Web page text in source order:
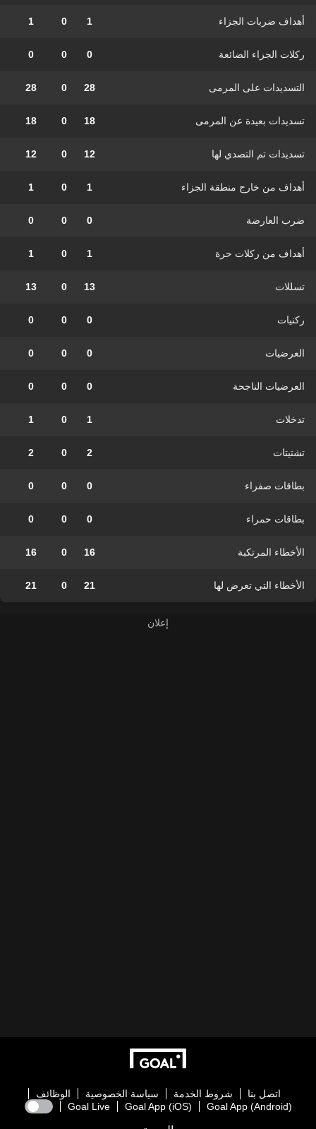
أهداف ضربات الجزاء 1
0
1
ركلات الجزاء الضائعة 0
0
0
التسديدات على المرمى 28
0
28
تسديدات بعيدة عن المرمى 18
0
18
تسديدات تم التصدي لها 12
0
12
أهداف من خارج منطقة الجزاء 1
0
1
ضرب العارضة 0
0
0
أهداف من ركلات حرة 1
0
1
تسللات 13
0
13
ركنيات 0
0
0
العرضيات 0
0
0
العرضيات الناجحة 0
0
0
تدخلات 1
0
1
تشتيتات 2
0
2
بطاقات صفراء 0
0
0
بطاقات حمراء 0
0
0
الأخطاء المرتكبة 16
0
16
الأخطاء التي تعرض لها 21
0
21
اتصل بنا شروط الخدمة سياسة الخصوصية
الوظائف
Goal App (Android)
Goal App (iOS)
Goal Live